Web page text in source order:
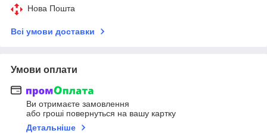
Нова Пошта
Всі умови доставки
Умови оплати
Ви отримаєте замовлення
або гроші повернуться на вашу картку
Детальніше